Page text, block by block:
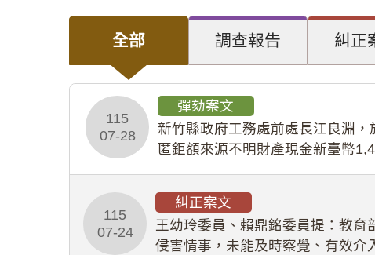
全部 調查報告 糾正
115
07-28
彈劾案文
新竹縣政府工務處前處長江良淵
匿鉅額來源不明財產現金新臺幣
115
07-24
糾正案文
王幼玲委員、賴鼎銘委員提：教育
侵害情事，未能及時察覺、有效介